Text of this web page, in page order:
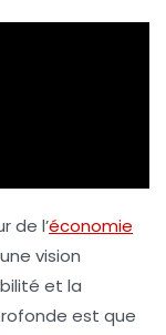
de l’économie
vision
et la
est que